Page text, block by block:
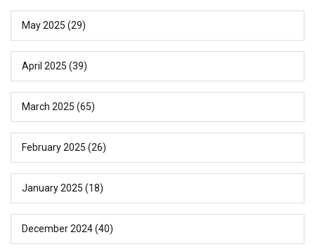
May 2025 (29)
April 2025 (39)
March 2025 (65)
February 2025 (26)
January 2025 (18)
December 2024(40)